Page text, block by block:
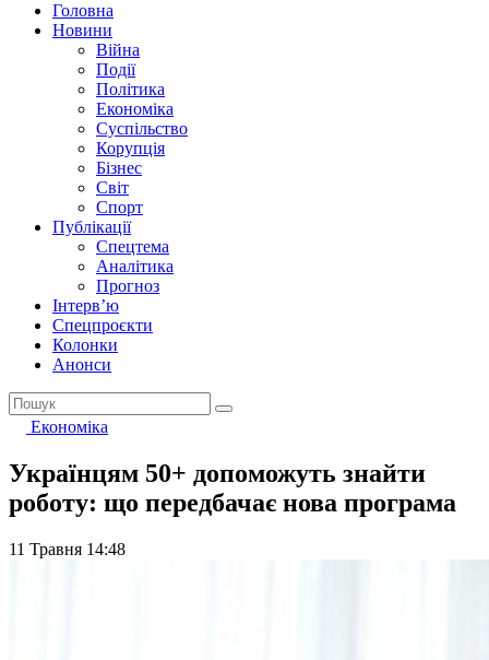
Головна
Новини
Війна
Події
Політика
Економіка
Суспільство
Корупція
Бізнес
Світ
Спорт
Публікації
Спецтема
Аналітика
Прогноз
Інтерв’ю
Спецпроєкти
Колонки
Анонси
Економіка
Українцям 50+ допоможуть знайти
роботу: що передбачає нова програма
11 Травня 14:48